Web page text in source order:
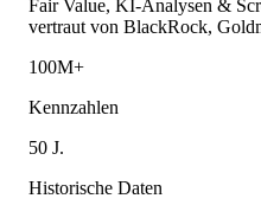
Fair Value, KI-Analysen &
vertraut von BlackRock,
100M+
Kennzahlen
50 J.
Historische Daten